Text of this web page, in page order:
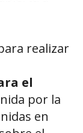
realizar
el
por la
en